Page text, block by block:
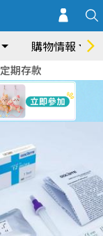
購物情報
定期存款